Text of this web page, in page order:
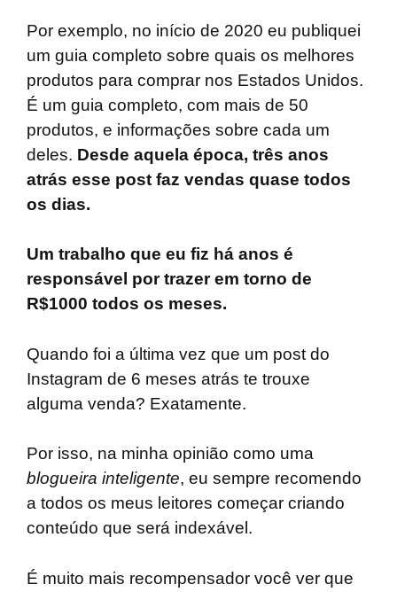
Por exemplo, no início de 2020 eu publiquei
um guia completo sobre quais os melhores
produtos para comprar nos Estados Unidos.
É um guia completo, com mais de 50
produtos, e informações sobre cada um
deles. Desde aquela época, três anos
atrás esse post faz vendas quase todos
os dias.
Um trabalho que eu fiz há anos é
responsável por trazer em torno de
R$1000 todos os meses.
Quando foi a última vez que um post do
Instagram de 6 meses atrás te trouxe
alguma venda? Exatamente.
Por isso, na minha opinião como uma
blogueira inteligente, eu sempre recomendo
a todos os meus leitores começar criando
conteúdo que será indexável.
É muito mais recompensador você ver que